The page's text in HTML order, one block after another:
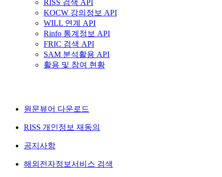
RISS 검색 API
KOCW 강의정보 API
WILL 연계 API
Rinfo 통계정보 API
FRIC 검색 API
SAM 분석활용 API
활용 및 참여 현황
원문뷰어 다운로드
RISS 개인정보 재동의
공지사항
해외전자정보서비스 검색